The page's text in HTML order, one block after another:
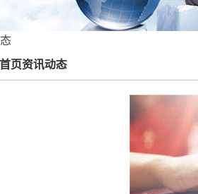
页资讯动态